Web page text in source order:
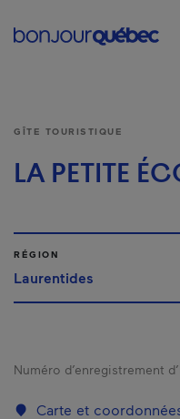
GÎTE TOURISTIQUE
LA PETITE
RÉGION
Laurentides
Numéro d’enregistrement
Carte et